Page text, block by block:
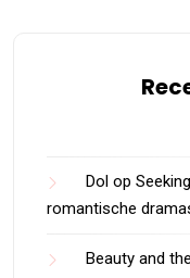
Dol op
romantische
Beauty and